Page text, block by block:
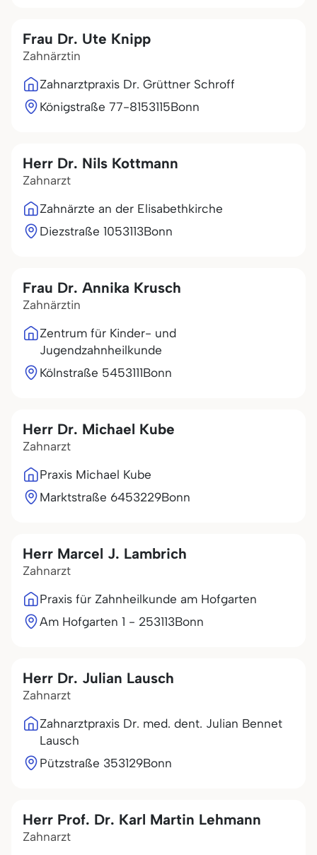
Frau Dr. Ute Knipp
Zahnärztin
Zahnarztpraxis Dr. Grüttner Schroff
Königstraße 77-8153115Bonn
Herr Dr. Nils Kottmann
Zahnarzt
Zahnärzte an der Elisabethkirche
Diezstraße 1053113Bonn
Frau Dr. Annika Krusch
Zahnärztin
Zentrum für Kinder- und
Jugendzahnheilkunde
Kölnstraße 5453111Bonn
Herr Dr. Michael Kube
Zahnarzt
Praxis Michael Kube
Marktstraße 6453229Bonn
Herr Marcel J. Lambrich
Zahnarzt
Praxis für Zahnheilkunde am Hofgarten
Am Hofgarten 1 - 253113Bonn
Herr Dr. Julian Lausch
Zahnarzt
Zahnarztpraxis Dr. med. dent. Julian Bennet
Lausch
Pützstraße 353129Bonn
Herr Prof. Dr. Karl Martin Lehmann
Zahnarzt